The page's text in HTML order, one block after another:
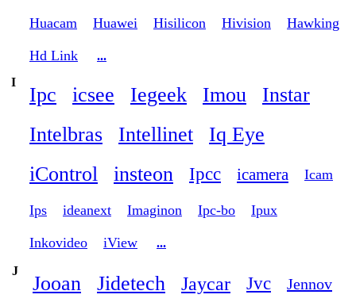
Huacam Huawei Hisilicon Hivision Hawking
Hd Link
...
I
Ipc icsee Iegeek Imou
Instar
Intelbras
Intellinet
Iq Eye
iControl
insteon Ipcc icamera Icam
Ips ideanext Imaginon Ipc-bo Ipux
Inkovideo iView ...
J
Jooan Jidetech Jaycar Jvc Jennov